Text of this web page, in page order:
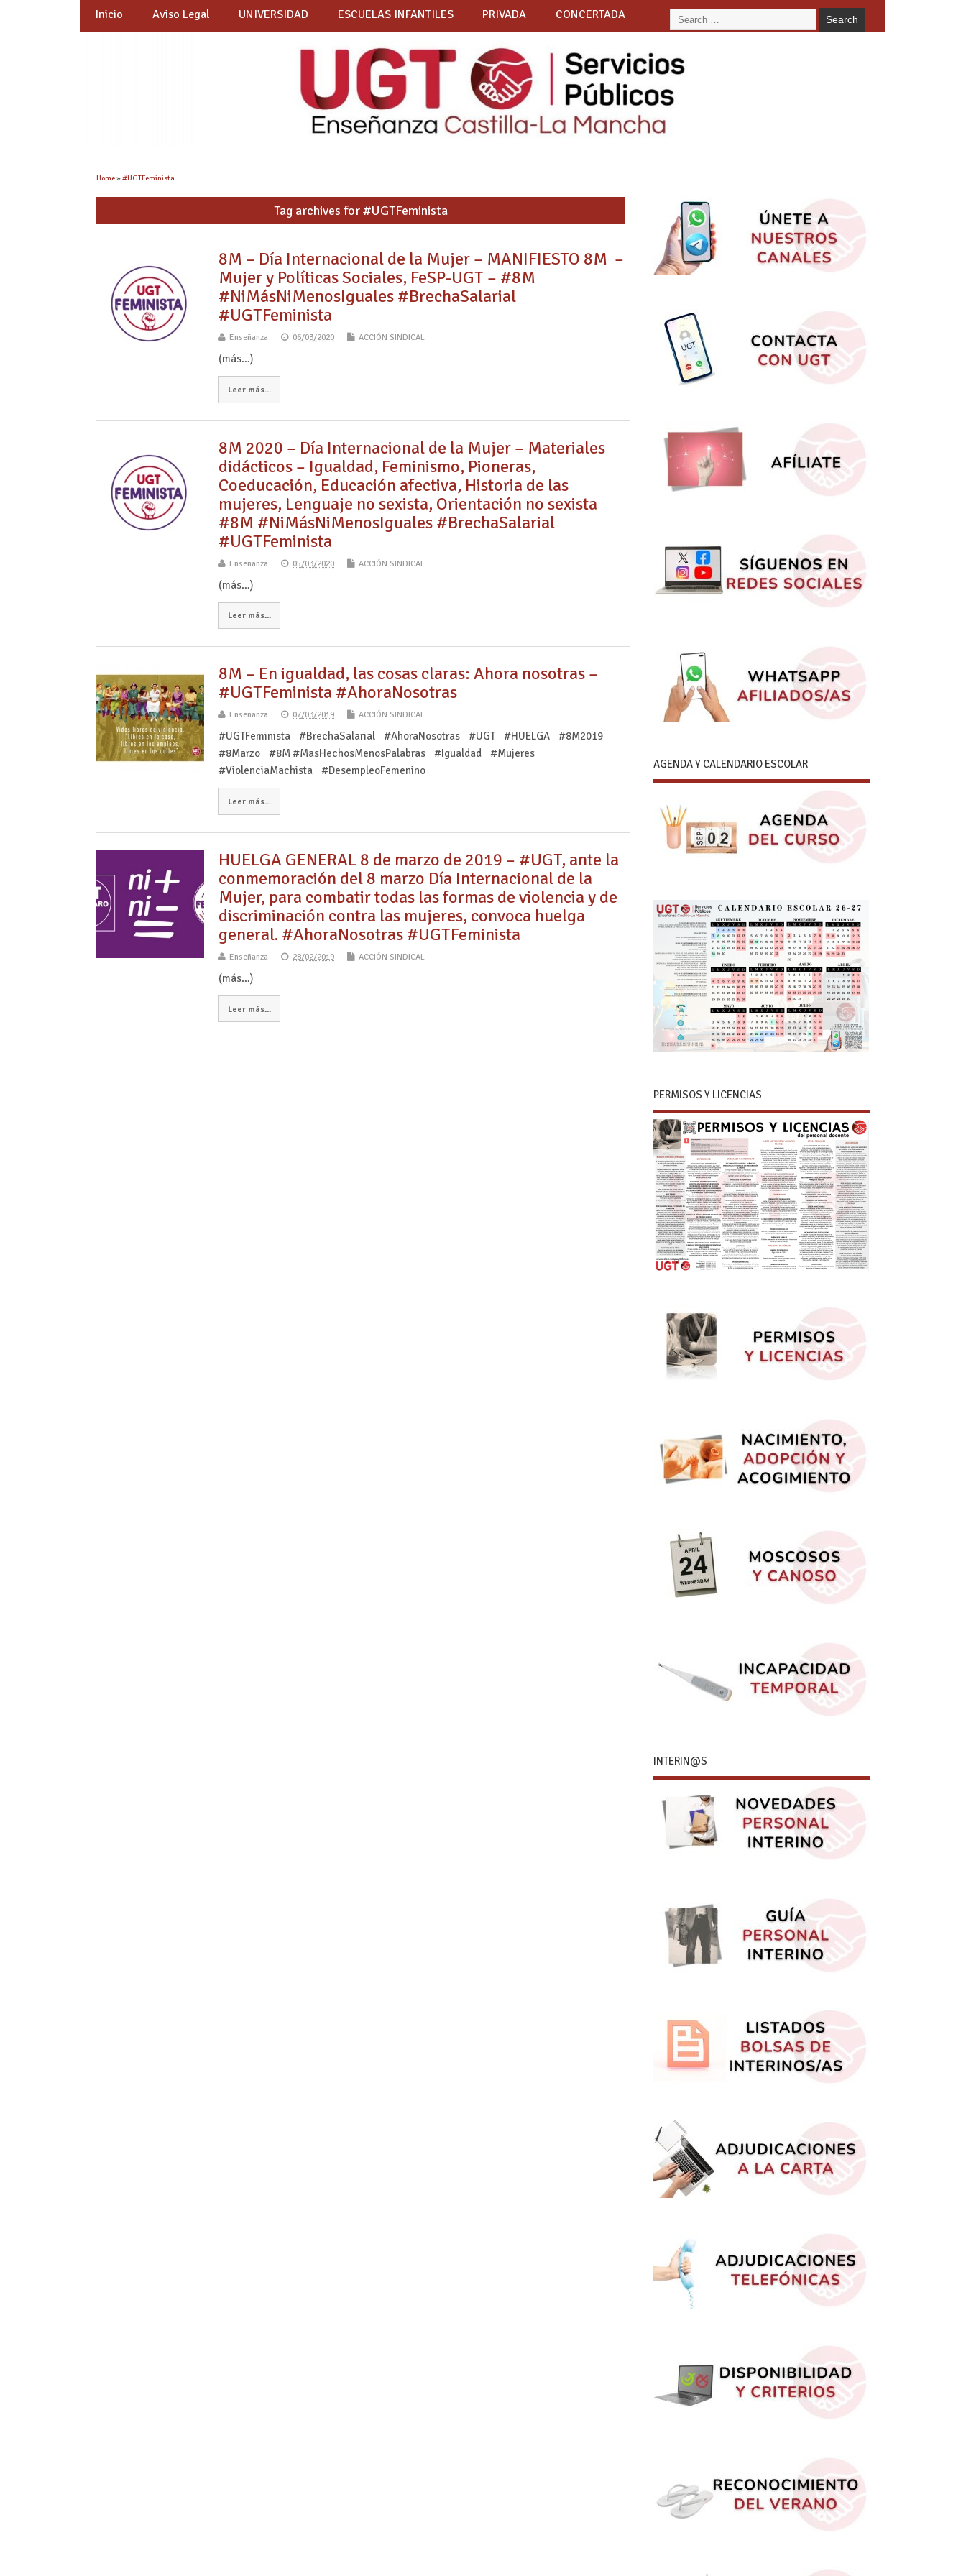
Inicio Aviso Legal UNIVERSIDAD ESCUELAS INFANTILES PRIVADA CONCERTADA
Home»#UGTFeminista
Tag archives for #UGTFeminista
8M – Día Internacional de la Mujer – MANIFIESTO 8M –
Mujer y Políticas Sociales, FeSP-UGT – #8M
#NiMásNiMenosIguales #BrechaSalarial
#UGTFeminista
Enseñanza 06/03/2020 ACCIÓN SINDICAL
(más…)
Leer más...
8M 2020 – Día Internacional de la Mujer – Materiales
didácticos – Igualdad, Feminismo, Pioneras,
Coeducación, Educación afectiva, Historia de las
mujeres, Lenguaje no sexista, Orientación no sexista
#8M #NiMásNiMenosIguales #BrechaSalarial
#UGTFeminista
Enseñanza 05/03/2020 ACCIÓN SINDICAL
(más…)
Leer más...
8M – En igualdad, las cosas claras: Ahora nosotras –
#UGTFeminista #AhoraNosotras
Enseñanza 07/03/2019 ACCIÓN SINDICAL
#UGTFeminista #BrechaSalarial #AhoraNosotras #UGT #HUELGA #8M2019
#8Marzo #8M #MasHechosMenosPalabras #Igualdad #Mujeres
#ViolenciaMachista #DesempleoFemenino
Leer más...
HUELGA GENERAL 8 de marzo de 2019 – #UGT, ante la
conmemoración del 8 marzo Día Internacional de la
Mujer, para combatir todas las formas de violencia y de
discriminación contra las mujeres, convoca huelga
general. #AhoraNosotras #UGTFeminista
Enseñanza 28/02/2019 ACCIÓN SINDICAL
(más…)
Leer más...
AGENDA Y CALENDARIO ESCOLAR
PERMISOS Y LICENCIAS
INTERIN@S